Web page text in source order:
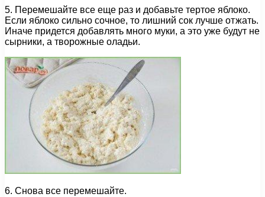
5. Перемешайте все еще раз и добавьте тертое яблоко.
Если яблоко сильно сочное, то лишний сок лучше отжать.
Иначе придется добавлять много муки, а это уже будут не
сырники, а творожные оладьи.
6. Снова все перемешайте.